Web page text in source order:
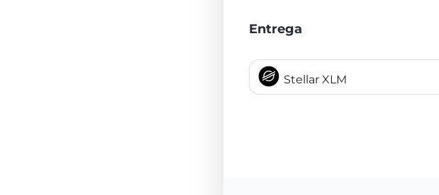
Entrega
Stellar XLM